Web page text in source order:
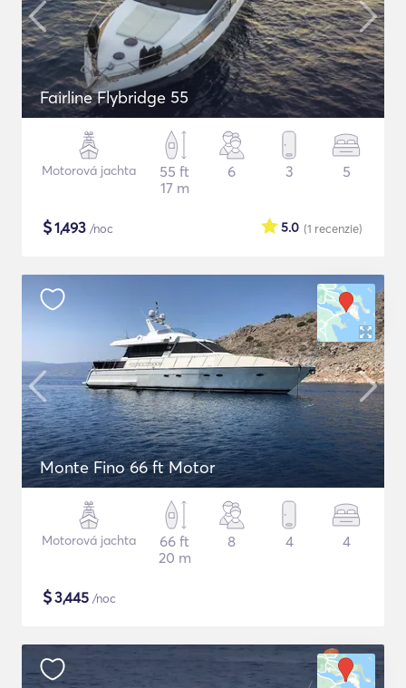
Fairline Flybridge 55
Motorová jachta
55 ft
17 m
6 3 5
$1,493 /noc (1 recenzie)
5.0
Monte Fino 66 ft Motor
Motorová jachta
66 ft
20 m
8 4 4
$3,445 /noc